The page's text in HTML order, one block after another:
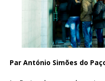
Par António Simões do